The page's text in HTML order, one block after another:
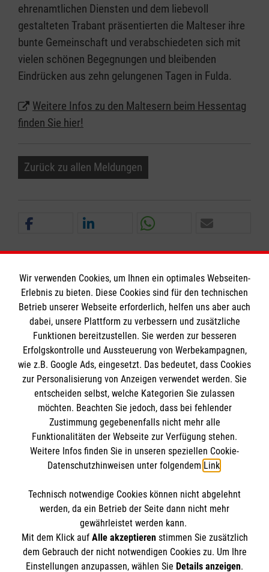
ehrenamtlichen Diensten und dem liebevoll
gestalteten Trabant präsentierten die Malteser ihre
bunte Gemeinschaft und verabschiedeten sich mit
vielen schönen Begegnungen und bleibenden
Eindrücken aus zehn gelungenen Tagen in Fulda.
Weitere Infos zu den Maltesern beim Hessentag
finden Sie hier!
Zurück zu allen Meldungen
Informationen
Impressum
Datenschutz
Barrierefreiheit
Kontakt
Die Malteser
Malteser in Deutschland
Malteserorden
Sharepoint
Spendenkonto
Pax-Bank für Kirche und Caritas eG
IBAN: DE47 3706 0193 4001 1550 89
BIC: GENODED1PAX
So finden Sie uns
Baustraße 3
64372 Ober-Ramstadt
Der Malteser Hilfsdienst e.V. ist als eingetragene
Wir verwenden Cookies, um Ihnen ein optimales Webseiten-
Erlebnis zu bieten. Diese Cookies sind für den technischen
Betrieb unserer Webseite erforderlich, helfen uns aber auch
dabei, unsere Plattform zu verbessern und zusätzliche
Funktionen bereitzustellen. Sie werden zur besseren
Erfolgskontrolle und Aussteuerung von Werbekampagnen,
wie z.B. Google Ads, eingesetzt. Das bedeutet, dass Cookies
zur Personalisierung von Anzeigen verwendet werden. Sie
entscheiden selbst, welche Kategorien Sie zulassen
möchten. Beachten Sie jedoch, dass bei fehlender
Zustimmung gegebenenfalls nicht mehr alle
Funktionalitäten der Webseite zur Verfügung stehen.
Weitere Infos finden Sie in unseren speziellen Cookie-
Datenschutzhinweisen unter folgendem Link.
Technisch notwendige Cookies können nicht abgelehnt
werden, da ein Betrieb der Seite dann nicht mehr
gewährleistet werden kann.
Mit dem Klick auf Alle akzeptierenstimmen Sie zusätzlich
dem Gebrauch der nicht notwendigen Cookies zu. Um Ihre
Einstellungen anzupassen, wählen Sie Details anzeigen.